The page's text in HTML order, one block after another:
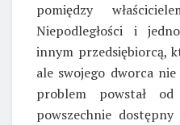
pomiędzy
Niepodległości i
innym przedsiębiorcą,
ale swojego dworca
problem powstał
powszechnie